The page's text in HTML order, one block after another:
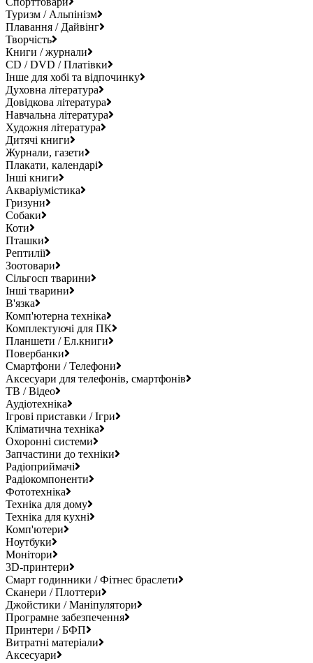
Туризм / Альпінізм
Плавання / Дайвінг
Творчість
Книги / журнали
CD / DVD / Платівки
Інше для хобі та відпочинку
Духовна література
Довідкова література
Навчальна література
Художня література
Дитячі книги
Журнали, газети
Плакати, календарі
Інші книги
Акваріумістика
Гризуни
Собаки
Коти
Пташки
Рептилії
Зоотовари
Сільгосп тварини
Інші тварини
В'язка
Комп'ютерна техніка
Комплектуючі для ПК
Планшети / Ел.книги
Повербанки
Смартфони / Телефони
Аксесуари для телефонів, смартфонів
ТВ / Відео
Аудіотехніка
Ігрові приставки / Ігри
Кліматична техніка
Охоронні системи
Запчастини до техніки
Радіоприймачі
Радіокомпоненти
Фототехніка
Техніка для дому
Техніка для кухні
Комп'ютери
Ноутбуки
Монітори
3D-принтери
Смарт годинники / Фітнес браслети
Сканери / Плоттери
Джойстики / Маніпулятори
Програмне забезпечення
Принтери / БФП
Витратні матеріали
Аксесуари